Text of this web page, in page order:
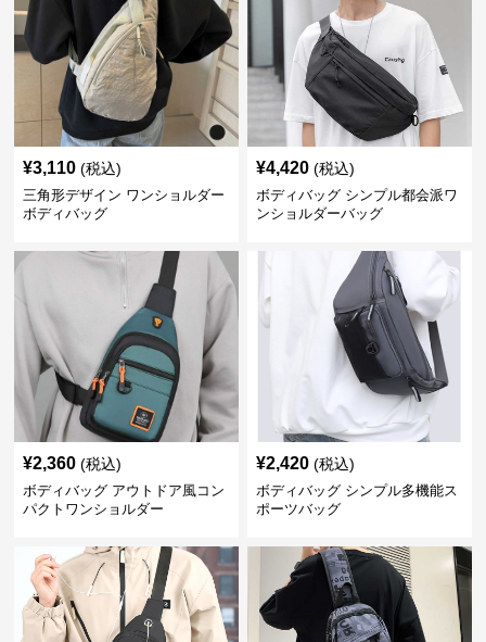
¥3,110 (税込)
三角形デザイン ワンショルダー
ボディバッグ
¥4,420 (税込)
ボディバッグ シンプル都会派ワ
ンショルダーバッグ
¥2,360 (税込)
ボディバッグ アウトドア風コン
パクトワンショルダー
¥2,420 (税込)
ボディバッグ シンプル多機能ス
ポーツバッグ